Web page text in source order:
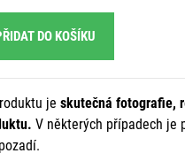
DO KOŠÍKU
je skutečná fotografie,
V některých případech je